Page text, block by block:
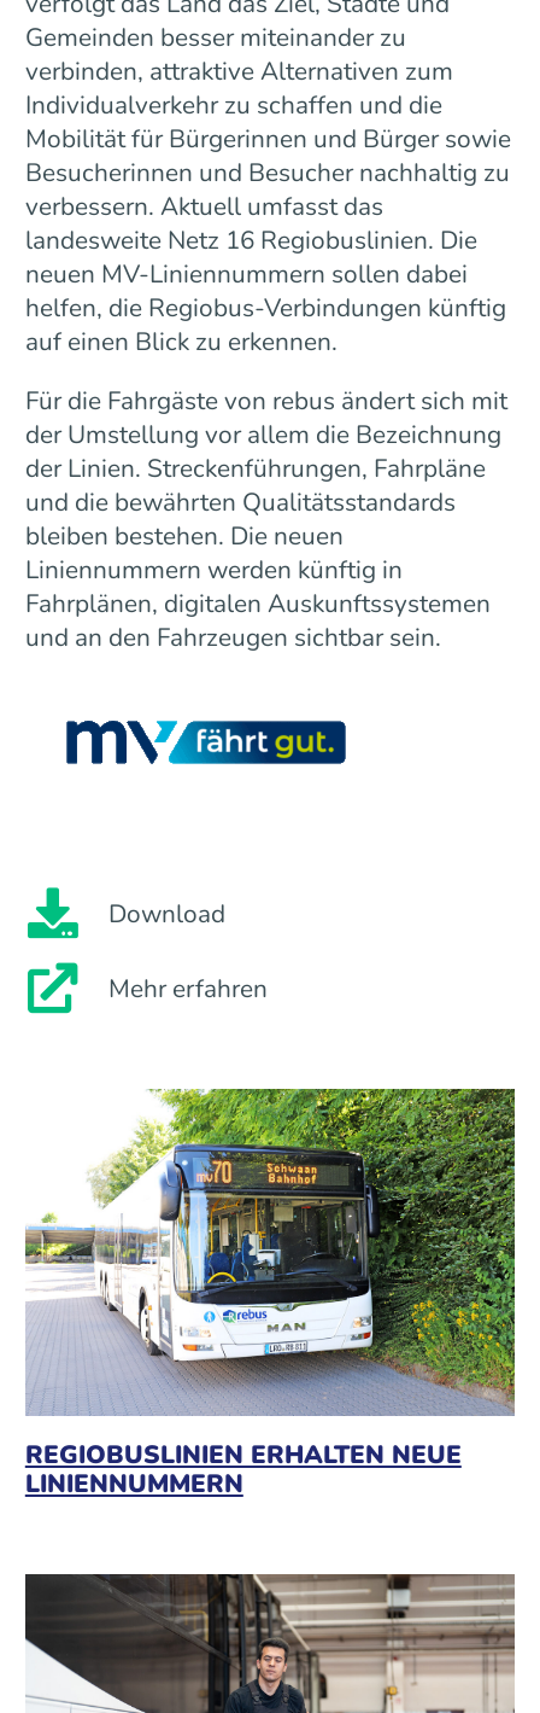
Gemeinden besser miteinander zu
verbinden, attraktive Alternativen zum
Individualverkehr zu schaffen und die
Mobilität für Bürgerinnen und Bürger sowie
Besucherinnen und Besucher nachhaltig zu
verbessern. Aktuell umfasst das
landesweite Netz 16 Regiobuslinien. Die
neuen MV-Liniennummern sollen dabei
helfen, die Regiobus-Verbindungen künftig
auf einen Blick zu erkennen.
Für die Fahrgäste von rebus ändert sich mit
der Umstellung vor allem die Bezeichnung
der Linien. Streckenführungen, Fahrpläne
und die bewährten Qualitätsstandards
bleiben bestehen. Die neuen
Liniennummern werden künftig in
Fahrplänen, digitalen Auskunftssystemen
und an den Fahrzeugen sichtbar sein.
Download
Mehr erfahren
REGIOBUSLINIEN ERHALTEN NEUE
LINIENNUMMERN